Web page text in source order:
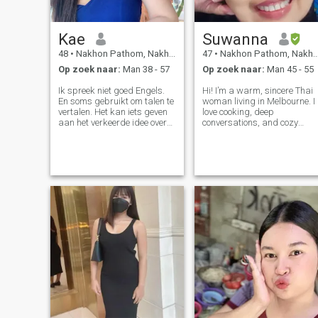
Kae
48 • Nakhon Pathom, Nakhon Pathom, Thailand
Op zoek naar: Man 38 - 57
Ik spreek niet goed Engels.
En soms gebruikt om talen te
vertalen. Het kan iets geven
aan het verkeerde idee over
oplichters. 3 ik praat niet met
mensen die geen foto's
hebben. 4 ik zoek mijn
zielsverwant en ben serieus .
5 ik toon of vraag niet om
mijn lichaam te zien . 6 ik hou
er niet van. Leugenaar
Suwanna
47 • Nakhon Pathom, Nakhon Pathom, Thailand
Op zoek naar: Man 45 - 55
Hi! I’m a warm, sincere Thai
woman living in Melbourne. I
love cooking, deep
conversations, and cozy
What’s your favorite coffee
spot or hid